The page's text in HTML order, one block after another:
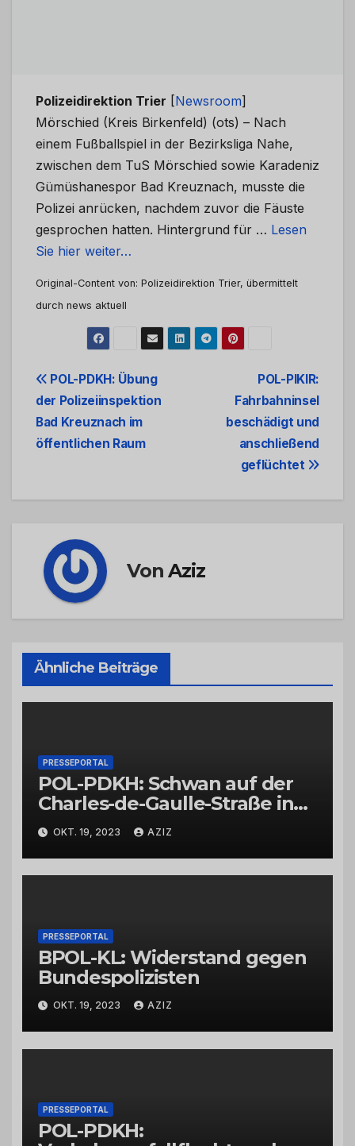
Polizeidirektion Trier [Newsroom]
Mörschied (Kreis Birkenfeld) (ots) – Nach
einem Fußballspiel in der Bezirksliga Nahe,
zwischen dem TuS Mörschied sowie Karadeniz
Gümüshanespor Bad Kreuznach, musste die
Polizei anrücken, nachdem zuvor die Fäuste
gesprochen hatten. Hintergrund für … Lesen
Sie hier weiter…
Original-Content von: Polizeidirektion Trier, übermittelt
durch news aktuell
Beitrags-
Navigation
POL-PIKIR:
Fahrbahninsel
beschädigt und
anschließend
geflüchtet
POL-PDKH: Übung
der Polizeiinspektion
Bad Kreuznach im
öffentlichen Raum
VonAziz
Ähnliche Beiträge
PRESSEPORTAL
POL-PDKH: Schwan auf der
Charles-de-Gaulle-Straße in
Bad Kreuznach beeinflusst
Feierabendverkehr
OKT. 19, 2023 AZIZ
PRESSEPORTAL
BPOL-KL: Widerstand gegen
Bundespolizisten
OKT. 19, 2023 AZIZ
PRESSEPORTAL
POL-PDKH: